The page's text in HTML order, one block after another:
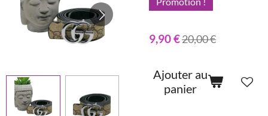
9,90 €20,00 €
Ajouter au
panier